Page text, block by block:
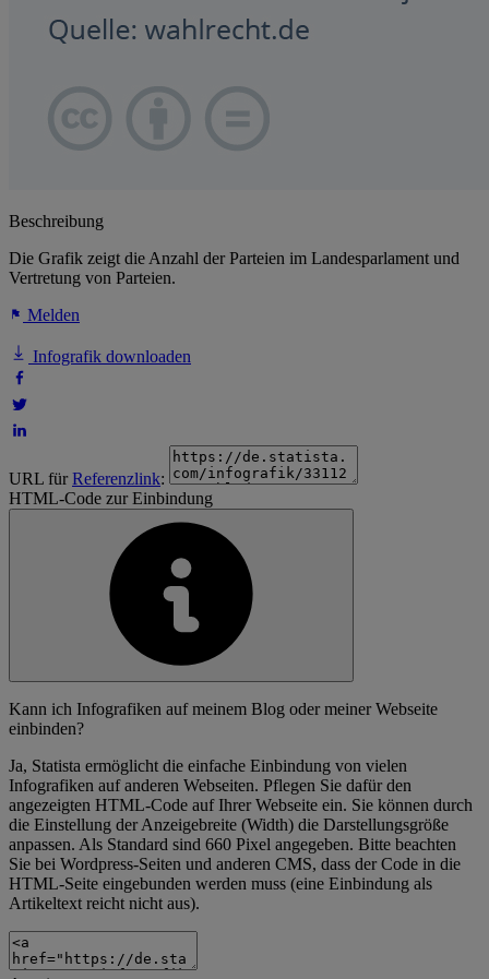
Beschreibung
Die Grafik zeigt die Anzahl der Parteien im Landesparlament und
Vertretung von Parteien.
Melden
Infografik downloaden
URL fürReferenzlink:
HTML-Code zur Einbindung
Kann ich Infografiken auf meinem Blog oder meiner Webseite
einbinden?
Ja, Statista ermöglicht die einfache Einbindung von vielen
Infografiken auf anderen Webseiten. Pflegen Sie dafür den
angezeigten HTML-Code auf Ihrer Webseite ein. Sie können durch
die Einstellung der Anzeigebreite (Width) die Darstellungsgröße
anpassen. Als Standard sind 660 Pixel angegeben. Bitte beachten
Sie bei Wordpress-Seiten und anderen CMS, dass der Code in die
HTML-Seite eingebunden werden muss (eine Einbindung als
Artikeltext reicht nicht aus).